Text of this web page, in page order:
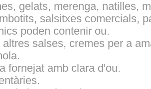
gelats, merenga, natilles,
salsitxes comercials,
poden contenir ou.
altres salses, cremes per a
fornejat amb clara d'ou.